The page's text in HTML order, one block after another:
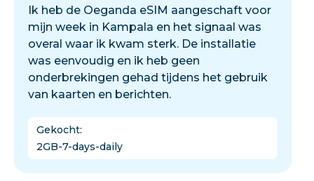
Ik heb de Oeganda eSIM aangeschaft voor
mijn week in Kampala en het signaal was
overal waar ik kwam sterk. De installatie
was eenvoudig en ik heb geen
onderbrekingen gehad tijdens het gebruik
van kaarten en berichten.
Gekocht:
2GB-7-days-daily